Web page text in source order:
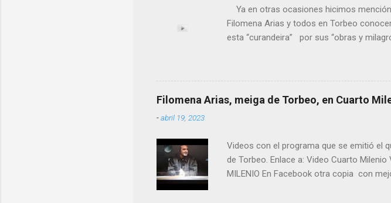
Ya en otras ocasiones hicimos
Filomena Arias y todos en Torbeo
esta “curandeira” por sus “obras y
más importante curandera de Galicia”
ANTON PATIÑO REGUEIRA (ya
ende a Torbeo no le fue nunca
que en el año 2000 publico Ángel Arnaiz
Filomena Arias, meiga de Torbeo, en Cuarto
-abril 19, 2023
Videos con el programa que se emitió el
de Torbeo. Enlace a: Video Cuarto
MILENIO En Facebook otra copia con